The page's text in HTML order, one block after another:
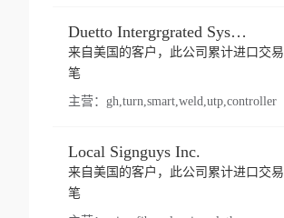
Duetto Intergrgrated Systems Inc.
来自美国的客户，此公司累计进口交易
笔
主营： gh,turn,smart,weld,utp,controller
Local Signguys Inc.
来自美国的客户，此公司累计进口交易
笔